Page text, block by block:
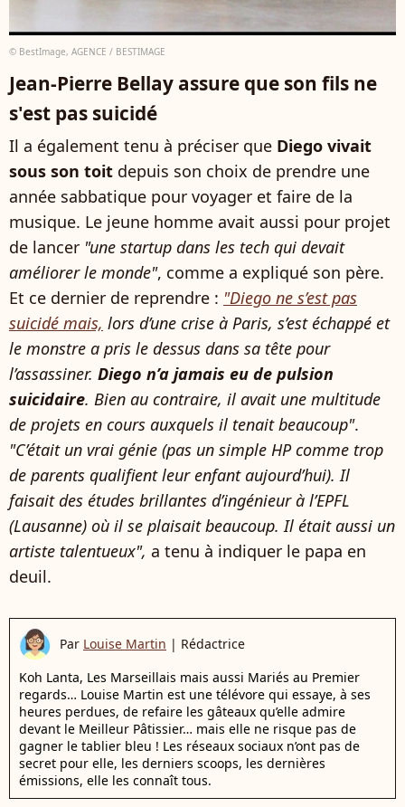
© BestImage, AGENCE / BESTIMAGE
Jean-Pierre Bellay assure que son fils ne
s'est pas suicidé
Il a également tenu à préciser que Diego vivait
sous son toit depuis son choix de prendre une
année sabbatique pour voyager et faire de la
musique. Le jeune homme avait aussi pour projet
de lancer "une startup dans les tech qui devait
améliorer le monde", comme a expliqué son père.
Et ce dernier de reprendre : "Diego ne s’est pas
suicidé mais, lors d’une crise à Paris, s’est échappé et
le monstre a pris le dessus dans sa tête pour
l’assassiner. Diego n’a jamais eu de pulsion
suicidaire. Bien au contraire, il avait une multitude
de projets en cours auxquels il tenait beaucoup".
"C’était un vrai génie (pas un simple HP comme trop
de parents qualifient leur enfant aujourd’hui). Il
faisait des études brillantes d’ingénieur à l’EPFL
(Lausanne) où il se plaisait beaucoup. Il était aussi un
artiste talentueux", a tenu à indiquer le papa en
deuil.
Par Louise Martin | Rédactrice
Koh Lanta, Les Marseillais mais aussi Mariés au Premier
regards… Louise Martin est une télévore qui essaye, à ses
heures perdues, de refaire les gâteaux qu’elle admire
devant le Meilleur Pâtissier… mais elle ne risque pas de
gagner le tablier bleu ! Les réseaux sociaux n’ont pas de
secret pour elle, les derniers scoops, les dernières
émissions, elle les connaît tous.